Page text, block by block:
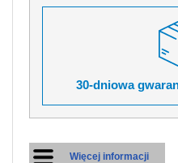
30-dniowa
Więcej informacji